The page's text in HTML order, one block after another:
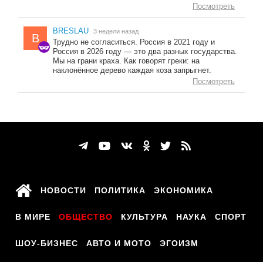
Посмотреть
B
BRESLAU 3 недели назад
Трудно не согласиться. Россия в 2021 году и
Россия в 2026 году — это два разных государства.
Мы на грани краха. Как говорят греки: на
наклонённое дерево каждая коза запрыгнет.
Посмотреть
НОВОСТИ ПОЛИТИКА ЭКОНОМИКА
В МИРЕ ОБЩЕСТВО КУЛЬТУРА НАУКА СПОРТ
ШОУ-БИЗНЕС АВТО И МОТО ЭГОИЗМ